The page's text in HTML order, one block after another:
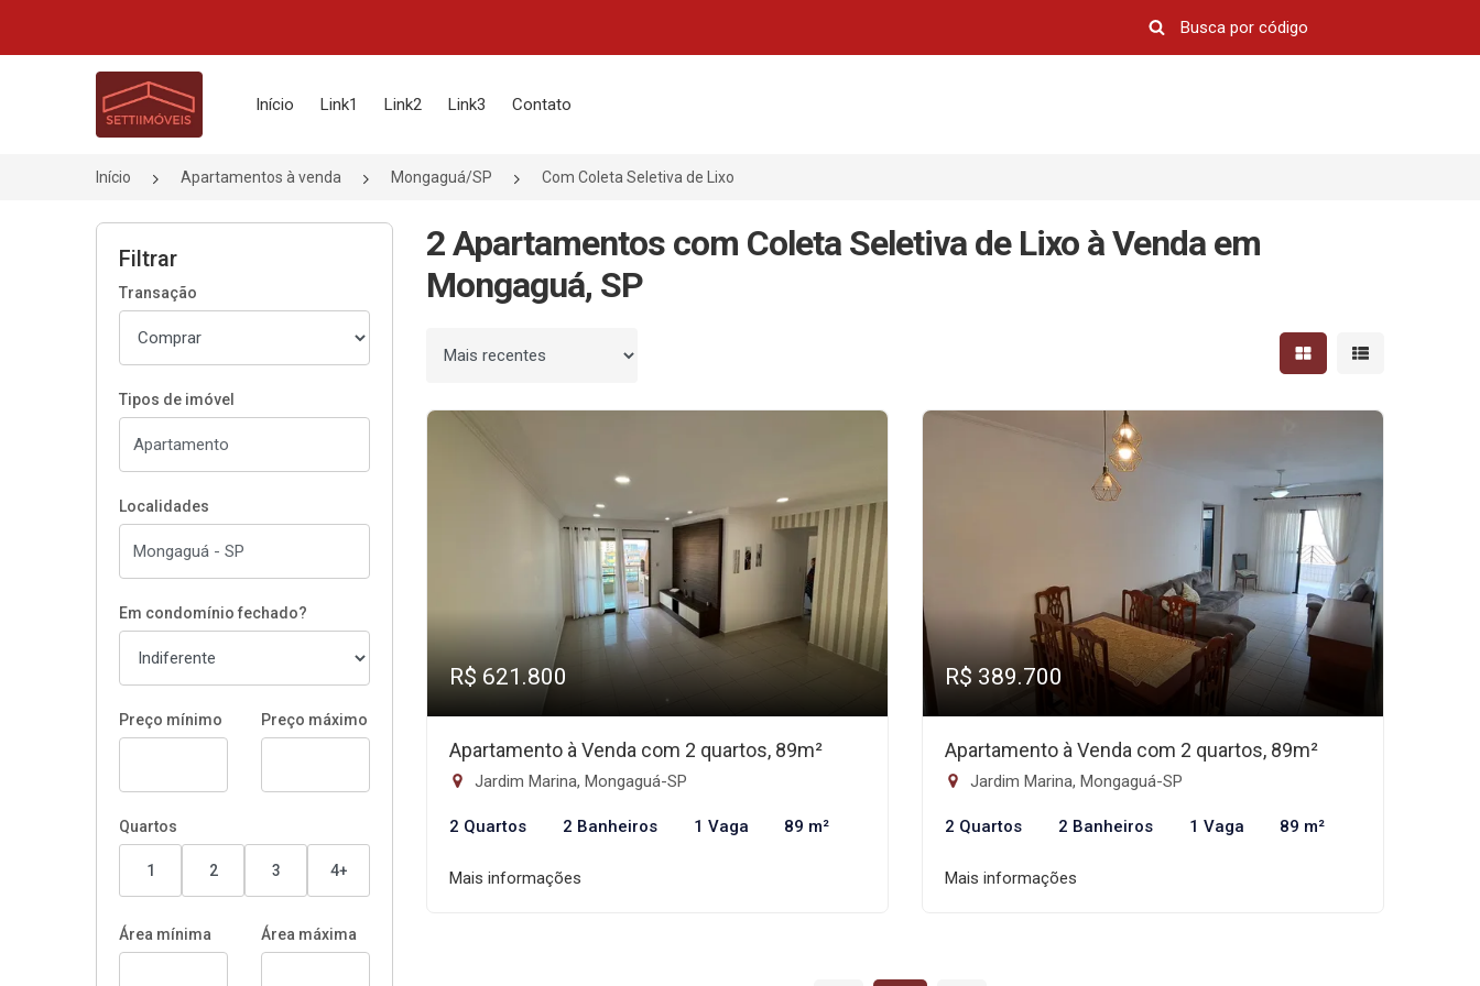
Página inicial
Início Link1 Link2 Link3 Contato
Início Apartamentos à venda Mongaguá/SP Com Coleta Seletiva de Lixo
Filtrar
Transação
Tipos de imóvel
Localidades
Em condomínio fechado?
Preço mínimo Preço máximo
Quartos
1 2 3 4+
Área mínima Área máxima
2 Apartamentos com Coleta Seletiva de Lixo à Venda em
Mongaguá, SP
Ordenar por Mostrar resultados em
Mostrar
R$ 621.800
Apartamento à Venda com 2 quartos, 89m²
Jardim Marina, Mongaguá-SP
2 Quartos 2 Banheiros 1 Vaga 89 m²
Mais informações
R$ 389.700
Apartamento à Venda com 2 quartos, 89m²
Jardim Marina, Mongaguá-SP
2 Quartos 2 Banheiros 1 Vaga 89 m²
Mais informações